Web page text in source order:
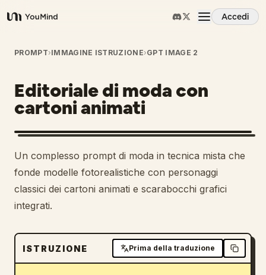
YouMind
Accedi
Panoramica
Casi d'uso
Abilità
Prompt
Prezzi
Scarica
PROMPT›IMMAGINE ISTRUZIONE›GPT IMAGE 2
Editoriale di moda con
cartoni animati
Un complesso prompt di moda in tecnica mista che
fonde modelle fotorealistiche con personaggi
classici dei cartoni animati e scarabocchi grafici
integrati.
ISTRUZIONE Prima della traduzione